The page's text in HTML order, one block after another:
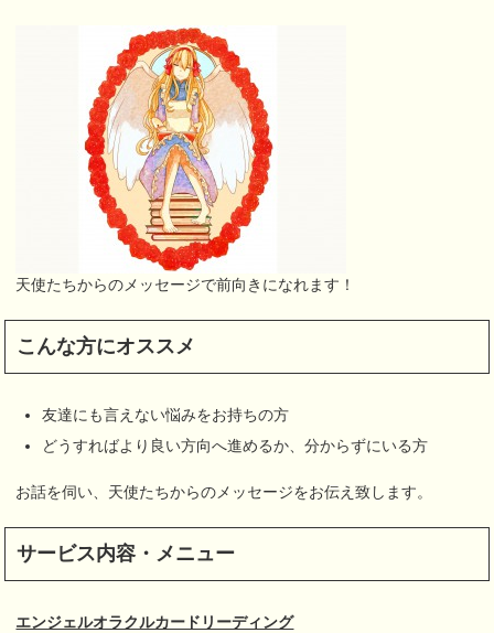
天使たちからのメッセージで前向きになれます！
こんな方にオススメ
友達にも言えない悩みをお持ちの方
どうすればより良い方向へ進めるか、分からずにいる方
お話を伺い、天使たちからのメッセージをお伝え致します。
サービス内容・メニュー
エンジェルオラクルカードリーディング